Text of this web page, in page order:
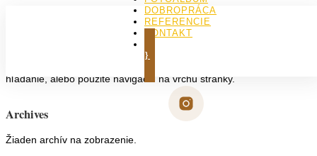
DOBROPRÁCA
REFERENCIE
KONTAKT
Neboli nájdené žiadne výsledky
hľadanie, alebo použite navigáciu na vrchu stránky.
Archives
Žiaden archív na zobrazenie.